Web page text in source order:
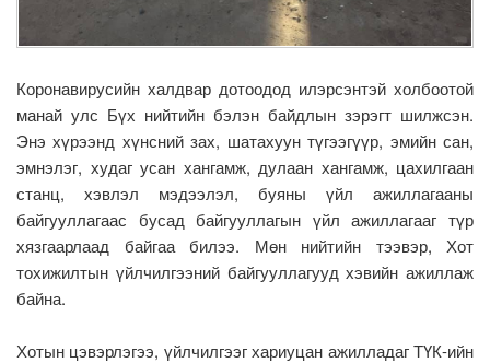
Коронавирусийн халдвар дотоодод илэрсэнтэй холбоотой
манай улс Бүх нийтийн бэлэн байдлын зэрэгт шилжсэн.
Энэ хүрээнд хүнсний зах, шатахуун түгээгүүр, эмийн сан,
эмнэлэг, худаг усан хангамж, дулаан хангамж, цахилгаан
станц, хэвлэл мэдээлэл, буяны үйл ажиллагааны
байгууллагаас бусад байгууллагын үйл ажиллагааг түр
хязгаарлаад байгаа билээ. Мөн нийтийн тээвэр, Хот
тохижилтын үйлчилгээний байгууллагууд хэвийн ажиллаж
байна.
Хотын цэвэрлэгээ, үйлчилгээг хариуцан ажилладаг ТҮК-ийн